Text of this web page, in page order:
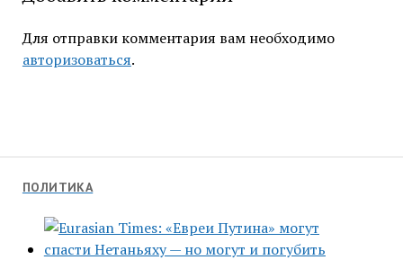
ПОЛИТИКА
Для отправки комментария вам необходимо
авторизоваться.